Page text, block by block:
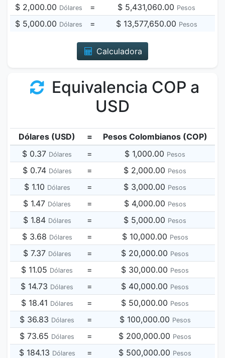
$ 2,000.00 Dólares = $ 5,431,060.00 Pesos
$ 5,000.00 Dólares = $ 13,577,650.00 Pesos
Calculadora
Equivalencia COP a
USD
Dólares (USD) =
Pesos Colombianos (COP)
$ 0.37 Dólares = $ 1,000.00 Pesos
$ 0.74 Dólares = $ 2,000.00 Pesos
$ 1.10 Dólares = $ 3,000.00 Pesos
$ 1.47 Dólares = $ 4,000.00 Pesos
$ 1.84 Dólares = $ 5,000.00 Pesos
$ 3.68 Dólares = $ 10,000.00 Pesos
$ 7.37 Dólares = $ 20,000.00 Pesos
$ 11.05 Dólares = $ 30,000.00 Pesos
$ 14.73 Dólares = $ 40,000.00 Pesos
$ 18.41 Dólares = $ 50,000.00 Pesos
$ 36.83 Dólares = $ 100,000.00 Pesos
$ 73.65 Dólares = $ 200,000.00 Pesos
$ 184.13 Dólares = $ 500,000.00 Pesos